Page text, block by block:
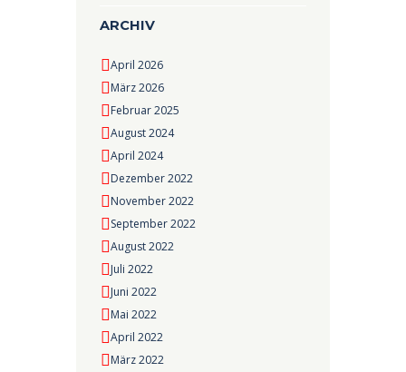
ARCHIV
April 2026
März 2026
Februar 2025
August 2024
April 2024
Dezember 2022
November 2022
September 2022
August 2022
Juli 2022
Juni 2022
Mai 2022
April 2022
März 2022